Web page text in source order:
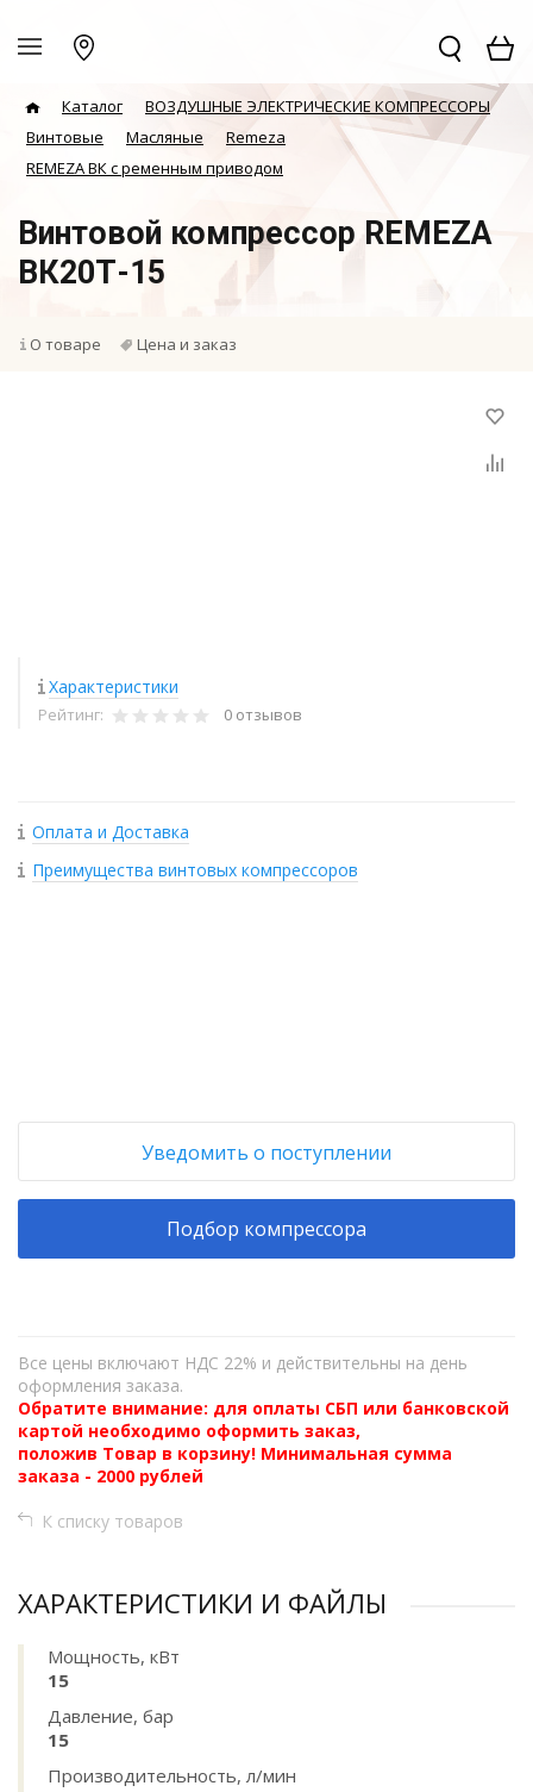
Каталог
ВОЗДУШНЫЕ ЭЛЕКТРИЧЕСКИЕ КОМПРЕССОРЫ
Винтовые
Масляные
Remeza
REMEZA ВК с ременным приводом
Винтовой компрессор REMEZA
ВК20Т-15
О товаре Цена и заказ
Характеристики
Рейтинг: 0 отзывов
Оплата и Доставка
Преимущества винтовых компрессоров
Уведомить о поступлении
Подбор компрессора
Все цены включают НДС 22% и действительны на день
оформления заказа.
Обратите внимание: для оплаты СБП или банковской
картой необходимо оформить заказ,
положив Товар в корзину! Минимальная сумма
заказа - 2000 рублей
К списку товаров
ХАРАКТЕРИСТИКИ И ФАЙЛЫ
Мощность, кВт
15
Давление, бар
15
Производительность, л/мин